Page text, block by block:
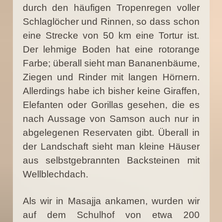
durch den häufigen Tropenregen voller
Schlaglöcher und Rinnen, so dass schon
eine Strecke von 50 km eine Tortur ist.
Der lehmige Boden hat eine rotorange
Farbe; überall sieht man Bananenbäume,
Ziegen und Rinder mit langen Hörnern.
Allerdings habe ich bisher keine Giraffen,
Elefanten oder Gorillas gesehen, die es
nach Aussage von Samson auch nur in
abgelegenen Reservaten gibt. Überall in
der Landschaft sieht man kleine Häuser
aus selbstgebrannten Backsteinen mit
Wellblechdach.
Als wir in Masajja ankamen, wurden wir
auf dem Schulhof von etwa 200